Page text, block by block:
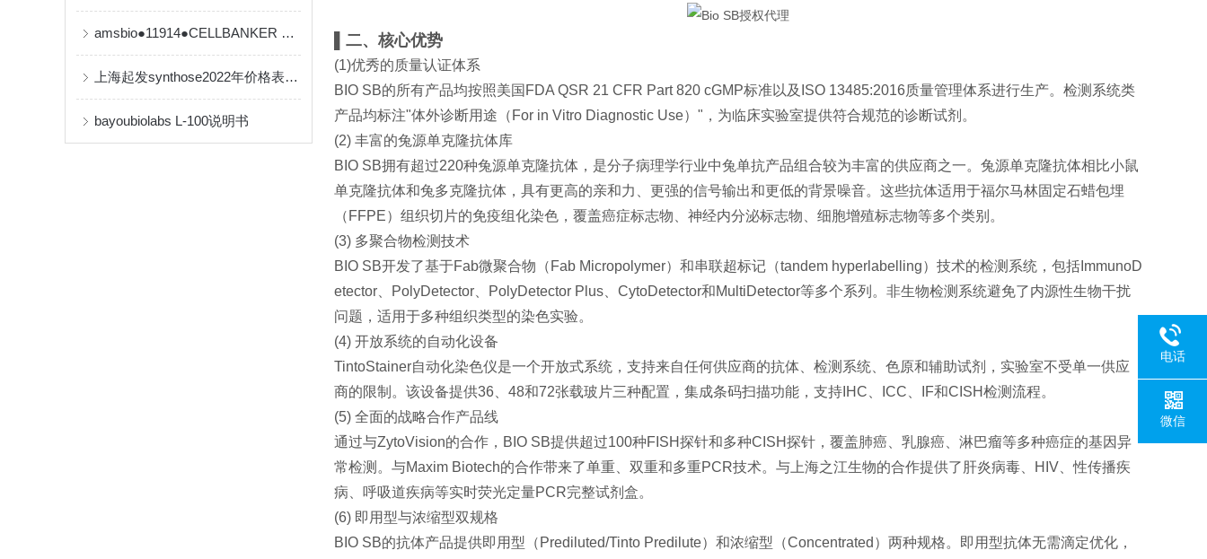
amsbio●11914●CELLBANKER 2 细胞冻存液【产品说明书】
上海起发synthose2022年价格表，欢迎订购！
bayoubiolabs L-100说明书
▌二、核心优势
(1)优秀的质量认证体系
BIO SB的所有产品均按照美国FDA QSR 21 CFR Part 820 cGMP标准以及ISO 13485:2016质量管理体系进行生产。检测系统类
产品均标注"体外诊断用途（For in Vitro Diagnostic Use）"，为临床实验室提供符合规范的诊断试剂。
(2) 丰富的兔源单克隆抗体库
BIO SB拥有超过220种兔源单克隆抗体，是分子病理学行业中兔单抗产品组合较为丰富的供应商之一。兔源单克隆抗体相比小鼠
单克隆抗体和兔多克隆抗体，具有更高的亲和力、更强的信号输出和更低的背景噪音。这些抗体适用于福尔马林固定石蜡包埋
（FFPE）组织切片的免疫组化染色，覆盖癌症标志物、神经内分泌标志物、细胞增殖标志物等多个类别。
(3) 多聚合物检测技术
BIO SB开发了基于Fab微聚合物（Fab Micropolymer）和串联超标记（tandem hyperlabelling）技术的检测系统，包括ImmunoD
etector、PolyDetector、PolyDetector Plus、CytoDetector和MultiDetector等多个系列。非生物检测系统避免了内源性生物干扰
问题，适用于多种组织类型的染色实验。
(4) 开放系统的自动化设备
TintoStainer自动化染色仪是一个开放式系统，支持来自任何供应商的抗体、检测系统、色原和辅助试剂，实验室不受单一供应
商的限制。该设备提供36、48和72张载玻片三种配置，集成条码扫描功能，支持IHC、ICC、IF和CISH检测流程。
(5) 全面的战略合作产品线
通过与ZytoVision的合作，BIO SB提供超过100种FISH探针和多种CISH探针，覆盖肺癌、乳腺癌、淋巴瘤等多种癌症的基因异
常检测。与Maxim Biotech的合作带来了单重、双重和多重PCR技术。与上海之江生物的合作提供了肝炎病毒、HIV、性传播疾
病、呼吸道疾病等实时荧光定量PCR完整试剂盒。
(6) 即用型与浓缩型双规格
BIO SB的抗体产品提供即用型（Prediluted/Tinto Predilute）和浓缩型（Concentrated）两种规格。即用型抗体无需滴定优化，
电话
微信